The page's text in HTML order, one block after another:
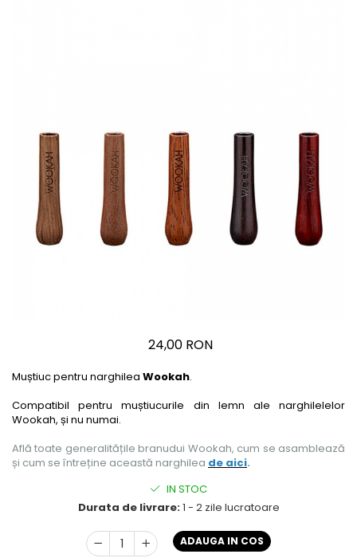
24,00 RON
Muștiuc pentru narghilea Wookah.
Compatibil pentru muștiucurile din lemn ale narghilelelor
Wookah, și nu numai.
Află toate generalitățile branudui Wookah, cum se asamblează
și cum se întreține această narghilea de aici.
IN STOC
Durata de livrare:1 - 2 zile lucratoare
ADAUGA IN COS